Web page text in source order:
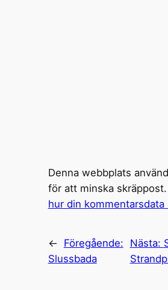
Denna webbplats
för att minska skräppost.
hur din kommentarsdata
←
Föregående:
Slussbada
Nästa: